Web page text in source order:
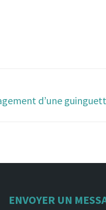
d’une
ENVOYER UN